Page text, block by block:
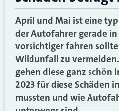
April und Mai ist eine
der Autofahrer gerade
vorsichtiger fahren
Wildunfall zu
gehen diese ganz schön
2023 für diese Schäden
mussten und wie